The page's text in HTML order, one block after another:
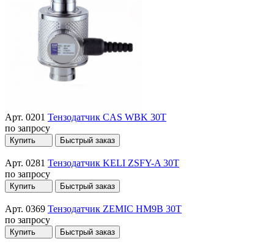
Арт. 0201 Тензодатчик CAS WBK 30T
по запросу
Купить Быстрый заказ
Арт. 0281 Тензодатчик KELI ZSFY-A 30T
по запросу
Купить Быстрый заказ
Арт. 0369 Тензодатчик ZEMIC HM9B 30T
по запросу
Купить Быстрый заказ